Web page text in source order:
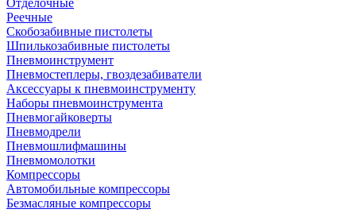
Отделочные
Реечные
Скобозабивные пистолеты
Шпилькозабивные пистолеты
Пневмоинструмент
Пневмостеплеры, гвоздезабиватели
Аксессуары к пневмоинструменту
Наборы пневмоинструмента
Пневмогайковерты
Пневмодрели
Пневмошлифмашины
Пневмомолотки
Компрессоры
Автомобильные компрессоры
Безмасляные компрессоры